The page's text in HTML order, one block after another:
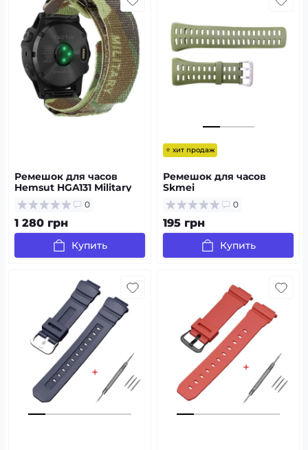
Ремешок для часов
Hemsut HGA131 Military
nylon strap with Velcro
Garmin Camo Green 20
mm
0
1 280 грн
Купить
⭐ хит продаж
Ремешок для часов
Skmei
1251/1250/1360/1167AG
Army Green
0
195 грн
Купить